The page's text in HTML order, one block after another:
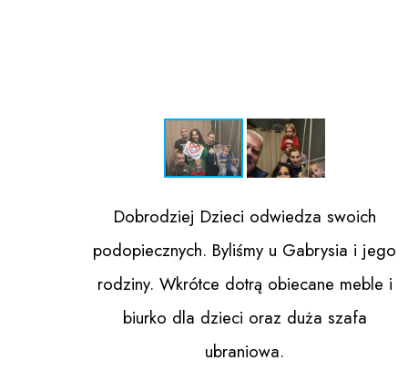
Dobrodziej Dzieci odwiedza swoich
podopiecznych. Byliśmy u Gabrysia i jego
rodziny. Wkrótce dotrą obiecane meble i
biurko dla dzieci oraz duża szafa
ubraniowa.